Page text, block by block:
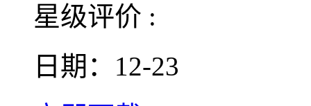
星级评价 :
日期：12-23